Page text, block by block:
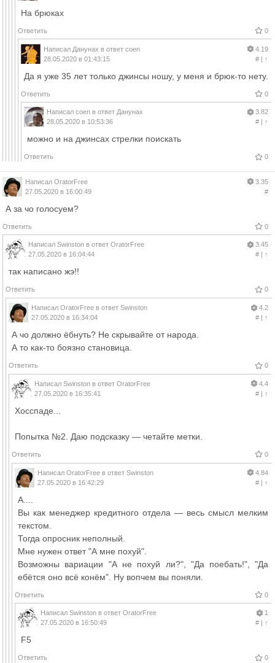
На брюках
Ответить 0
Написал Данунах в ответ coen
28.05.2020 в 01:43:15
4.19
#| ↑
Да я уже 35 лет только джинсы ношу, у меня и брюк-то нету.
Ответить 0
Написал coen в ответ Данунах
28.05.2020 в 10:53:36
3.82
#| ↑
можно и на джинсах стрелки поискать
Ответить 0
Написал OratorFree
27.05.2020 в 16:00:49
3.35
#
А за чо голосуем?
Ответить 0
Написал Swinston в ответ OratorFree
27.05.2020 в 16:04:44
3.45
#| ↑
так написано жэ!!
Ответить 0
Написал OratorFree в ответ Swinston
27.05.2020 в 16:34:04
4.2
#| ↑
А чо должно ёбнуть? Не скрывайте от народа.
А то как-то боязно становица.
Ответить 0
Написал Swinston в ответ OratorFree
27.05.2020 в 16:35:41
4.4
#| ↑
Хосспаде...
Попытка №2. Даю подсказку — четайте метки.
Ответить 0
Написал OratorFree в ответ Swinston
27.05.2020 в 16:42:29
4.84
#| ↑
А....
Вы как менеджер кредитного отдела — весь смысл мелким
текстом.
Тогда опросник неполный.
Мне нужен ответ "А мне похуй".
Возможны вариации "А не похуй ли?", "Да поебать!", "Да
ебётся оно всё конём". Ну вопчем вы поняли.
Ответить 0
Написал Swinston в ответ OratorFree
27.05.2020 в 16:50:49
1
#| ↑
F5
Ответить 0